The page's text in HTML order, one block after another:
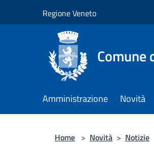
Regione Veneto
Comune
Amministrazione Novità
Home > Novità > Notizie